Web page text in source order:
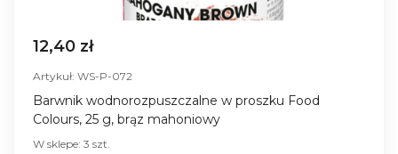
12,40 zł
Artykuł: WS-P-072
Barwnik wodnorozpuszczalne w proszku Food
Colours, 25 g, brąz mahoniowy
W sklepe: 3 szt.